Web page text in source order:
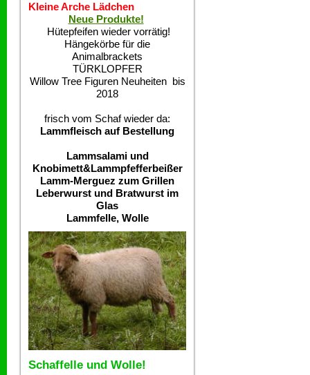
Kleine Arche Lädchen
Neue Produkte!
Hütepfeifen wieder vorrätig!
Hängekörbe für die
Animalbrackets
TÜRKLOPFER
Willow Tree Figuren Neuheiten bis
2018
frisch vom Schaf wieder da:
Lammfleisch auf Bestellung
Lammsalami und
Knobimett&Lammpfefferbeißer
Lamm-Merguez zum Grillen
Leberwurst und Bratwurst im
Glas
Lammfelle, Wolle
Schaffelle und Wolle!